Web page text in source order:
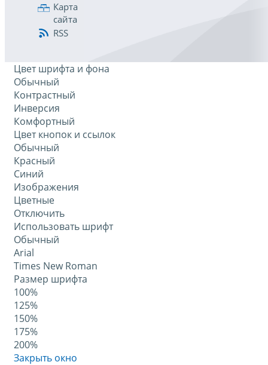
Карта
сайта
RSS
Цвет шрифта и фона
Обычный
Контрастный
Инверсия
Комфортный
Цвет кнопок и ссылок
Обычный
Красный
Синий
Изображения
Цветные
Отключить
Использовать шрифт
Обычный
Arial
Times New Roman
Размер шрифта
100%
125%
150%
175%
200%
Закрыть окно